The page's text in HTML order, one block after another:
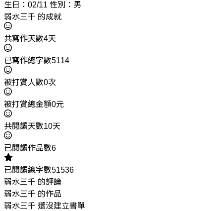
生日：02/11 性別：男
弱水三千 的成就
共寫作天數4天
已寫作總字數5114
被打賞人數0次
被打賞總金額0元
共閱讀天數10天
已閱讀作品數6
已閱讀總字數51536
弱水三千 的評論
弱水三千 的作品
弱水三千 還沒建立書單